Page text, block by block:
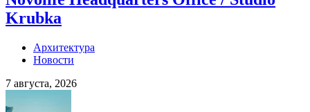
Krubka
Архитектура
Новости
7 августа, 2026